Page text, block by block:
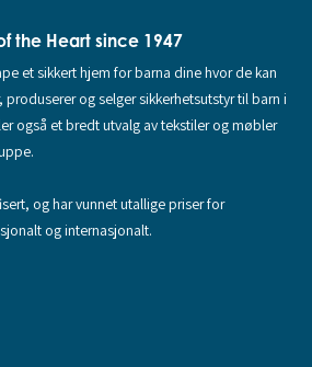
the Heart since 1947
et sikkert hjem for barna dine hvor de kan
produserer og selger sikkerhetsutstyr til barn i
også et bredt utvalg av tekstiler og møbler
og har vunnet utallige priser for
og internasjonalt.